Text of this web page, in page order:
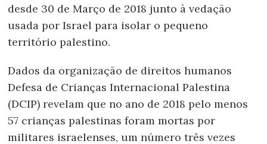
desde 30 de Março de 2018 junto à vedação
usada por Israel para isolar o pequeno
território palestino.
Dados da organização de direitos humanos
Defesa de Crianças Internacional Palestina
(DCIP) revelam que no ano de 2018 pelo menos
57 crianças palestinas foram mortas por
militares israelenses, um número três vezes